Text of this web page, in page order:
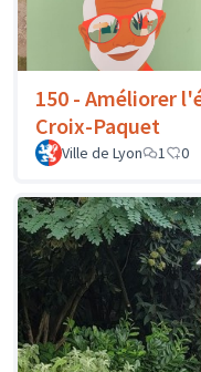
150 - Améliorer
Croix-Paquet
Ville de Lyon 1 0